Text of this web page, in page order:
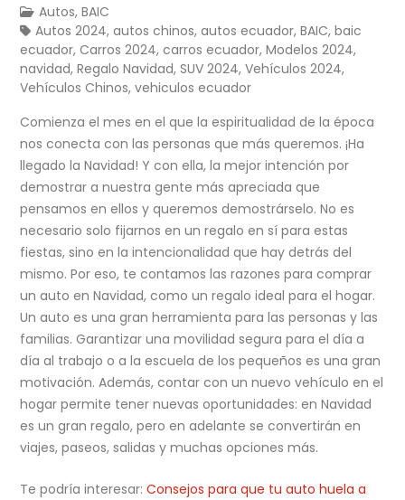
Autos,BAIC
Autos 2024,autos chinos,autos ecuador,BAIC,baic
ecuador,Carros 2024,carros ecuador,Modelos 2024,
navidad,Regalo Navidad,SUV 2024,Vehículos 2024,
Vehículos Chinos,vehiculos ecuador
Comienza el mes en el que la espiritualidad de la época
nos conecta con las personas que más queremos. ¡Ha
llegado la Navidad! Y con ella, la mejor intención por
demostrar a nuestra gente más apreciada que
pensamos en ellos y queremos demostrárselo. No es
necesario solo fijarnos en un regalo en sí para estas
fiestas, sino en la intencionalidad que hay detrás del
mismo. Por eso, te contamos las razones para comprar
un auto en Navidad, como un regalo ideal para el hogar.
Un auto es una gran herramienta para las personas y las
familias. Garantizar una movilidad segura para el día a
día al trabajo o a la escuela de los pequeños es una gran
motivación. Además, contar con un nuevo vehículo en el
hogar permite tener nuevas oportunidades: en Navidad
es un gran regalo, pero en adelante se convertirán en
viajes, paseos, salidas y muchas opciones más.
Te podría interesar:Consejos para que tu auto huela a